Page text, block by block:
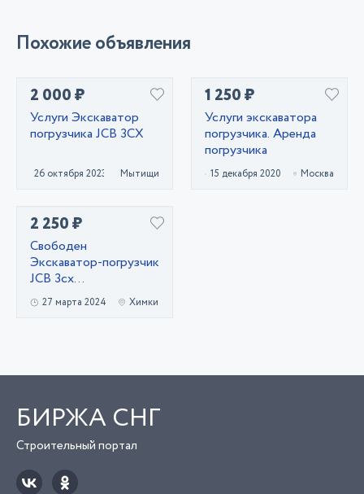
Похожие объявления
2 000 ₽
Услуги Экскаватор
погрузчика JCB 3CX
26 октября 2023 Мытищи
1 250 ₽
Услуги экскаватора
погрузчика. Аренда
погрузчика
15 декабря 2020 Москва
2 250 ₽
Свободен
Экскаватор-погрузчик
JCB 3cx
равноколесный
27 марта 2024 Химки
БИРЖА СНГ
Строительный портал